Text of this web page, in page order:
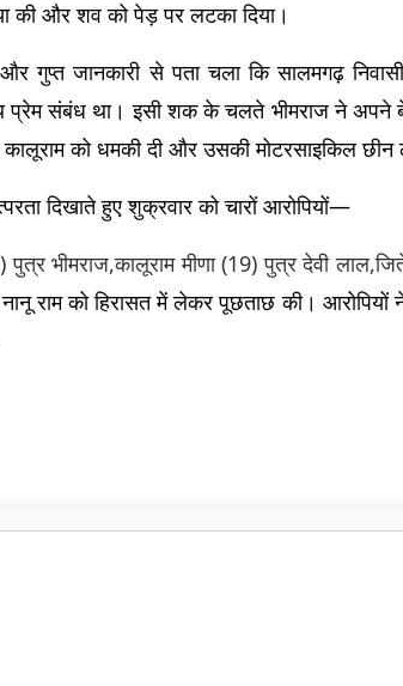
की और शव को पेड़ पर लटका दिया।
गुप्त जानकारी से पता चला कि सालमगढ़
प्रेम संबंध था। इसी शक के चलते भीमराज ने अपने
को धमकी दी और उसकी मोटरसाइकिल छीन
दिखाते हुए शुक्रवार को चारों आरोपियों—
पुत्र भीमराज,कालूराम मीणा (19) पुत्र देवी
राम को हिरासत में लेकर पूछताछ की। आरोपियों